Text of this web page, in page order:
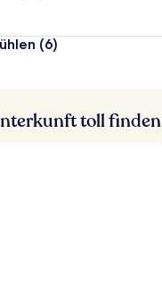
(6)
toll finden